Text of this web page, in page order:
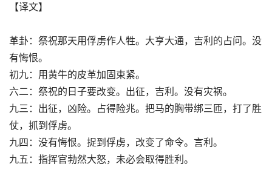
【译文】
革卦：祭祝那天用俘虏作人牲。大亨大通，吉利的占问。没
有悔恨。
初九：用黄牛的皮革加固束紧。
六二：祭祝的日子要改变。出征，吉利。没有灾祸。
九三：出征，凶险。占得险兆。把马的胸带绑三匝，打了胜
仗，抓到俘虏。
九四：没有悔恨。捉到俘虏，改变了命令。言利。
九五：指挥官勃然大怒，未必会取得胜利。